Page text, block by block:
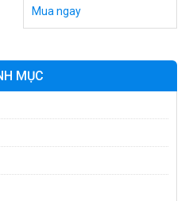
vàng Vành xe đúc: Bàng nhựa
Yên xe: mềm Báng xe : cao su
xứ: Việt Nam
Mua ngay
MỤC